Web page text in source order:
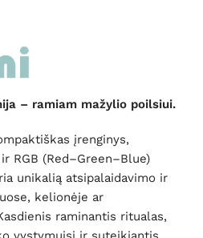
– ramiam mažylio poilsiui.
įrenginys,
RGB (Red–Green–Blue)
unikalią atsipalaidavimo ir
kelionėje ar
raminantis ritualas,